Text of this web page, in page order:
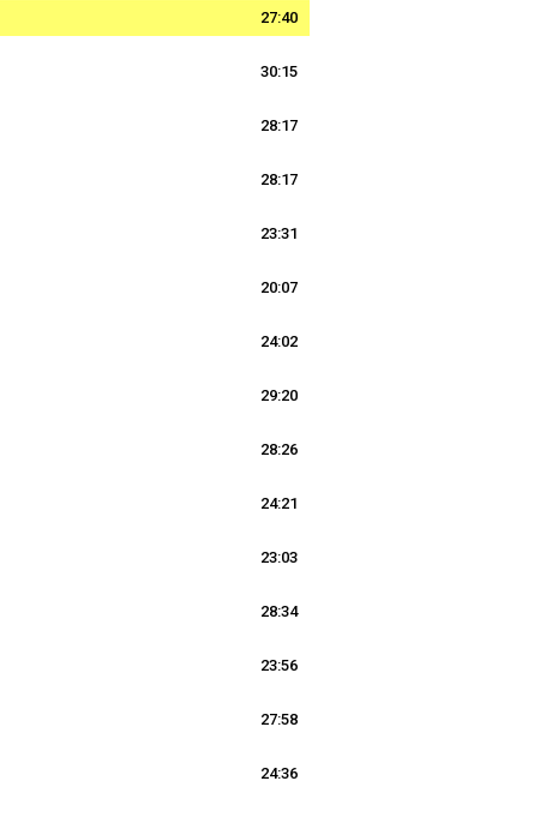
27:40
30:15
28:17
28:17
23:31
20:07
24:02
29:20
28:26
24:21
23:03
28:34
23:56
27:58
24:36